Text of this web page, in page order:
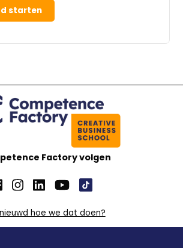
starten
Factory volgen
hoe we dat doen?